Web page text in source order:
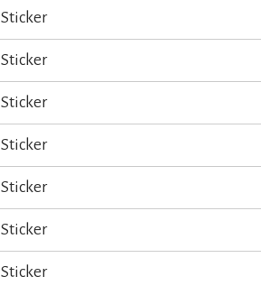
Sticker
Sticker
Sticker
Sticker
Sticker
Sticker
Sticker